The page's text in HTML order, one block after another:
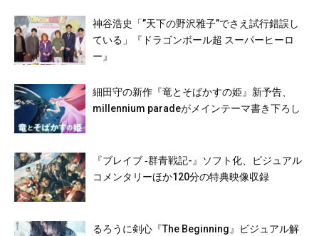
神谷浩史「”天下の野沢雅子”でさえ試行錯誤し
ている」『ドラゴンボール超 スーパーヒーロ
ー』
細田守の新作『竜とそばかすの姫』新予告、
millennium paradeがメインテーマ書き下ろし
『ブレイブ ‐群青戦記-』ソフト化、ビジュアル
コメンタリーほか120分の特典映像収録
るろうに剣心『The Beginning』ビジュアル解